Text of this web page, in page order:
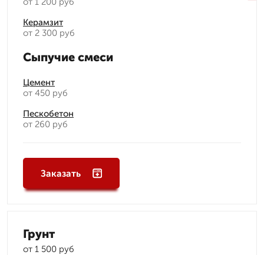
Керамзит
от 2 300 руб
Сыпучие смеси
Цемент
от 450 руб
Пескобетон
от 260 руб
Заказать
Грунт
от 1 500 руб